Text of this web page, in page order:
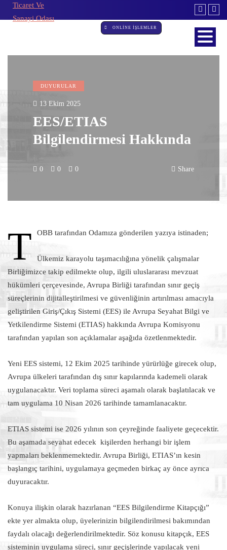
ONLİNE İŞLEMLER
DUYURULAR
13 Ekim 2025
EES/ETIAS
Bilgilendirmesi Hakkında
0 0 0 Share
T OBB tarafından Odamıza gönderilen yazıya istinaden;
Ülkemiz karayolu taşımacılığına yönelik çalışmalar
Birliğimizce takip edilmekte olup, ilgili uluslararası mevzuat
hükümleri çerçevesinde, Avrupa Birliği tarafından sınır geçiş
süreçlerinin dijitalleştirilmesi ve güvenliğinin artırılması amacıyla
geliştirilen Giriş/Çıkış Sistemi (EES) ile Avrupa Seyahat Bilgi ve
Yetkilendirme Sistemi (ETIAS) hakkında Avrupa Komisyonu
tarafından yapılan son açıklamalar aşağıda özetlenmektedir.
Yeni EES sistemi, 12 Ekim 2025 tarihinde yürürlüğe girecek olup,
Avrupa ülkeleri tarafından dış sınır kapılarında kademeli olarak
uygulanacaktır. Veri toplama süreci aşamalı olarak başlatılacak ve
tam uygulama 10 Nisan 2026 tarihinde tamamlanacaktır.
ETIAS sistemi ise 2026 yılının son çeyreğinde faaliyete geçecektir.
Bu aşamada seyahat edecek kişilerden herhangi bir işlem
yapmaları beklenmemektedir. Avrupa Birliği, ETIAS’ın kesin
başlangıç tarihini, uygulamaya geçmeden birkaç ay önce ayrıca
duyuracaktır.
Konuya ilişkin olarak hazırlanan “EES Bilgilendirme Kitapçığı”
ekte yer almakta olup, üyelerinizin bilgilendirilmesi bakımından
faydalı olacağı değerlendirilmektedir. Söz konusu kitapçık, EES
sisteminin uygulama süreci, sınır geçişlerinde yapılacak yeni